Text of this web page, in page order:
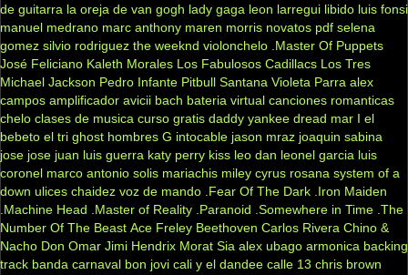
de guitarra la oreja de van gogh lady gaga leon larregui libido luis fonsi
manuel medrano marc anthony maren morris novatos pdf selena
gomez silvio rodriguez the weeknd violonchelo .Master Of Puppets
José Feliciano Kaleth Morales Los Fabulosos Cadillacs Los Tres
Michael Jackson Pedro Infante Pitbull Santana Violeta Parra alex
campos amplificador avicii bach bateria virtual canciones romanticas
chelo clases de musica curso gratis daddy yankee dread mar I el
bebeto el tri ghost hombres G intocable jason mraz joaquin sabina
jose jose juan luis guerra katy perry kiss leo dan leonel garcia luis
coronel marco antonio solis mariachis miley cyrus rosana system of a
down ulices chaidez voz de mando .Fear Of The Dark .Iron Maiden
.Machine Head
.Master of Reality .Paranoid .Somewhere in Time .The
Number Of The Beast Ace Freley Beethoven Carlos Rivera Chino &
Nacho Don Omar Jimi Hendrix Morat Sia alex ubago armonica backing
track banda carnaval bon jovi cali y el dandee calle 13 chris brown